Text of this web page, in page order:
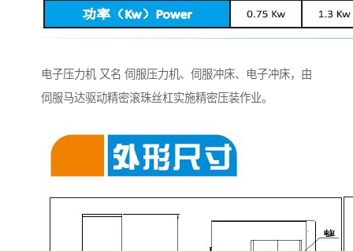
电子压力机 又名 伺服压力机、伺服冲床、电子冲床，由
伺服马达驱动精密滚珠丝杠实施精密压装作业。